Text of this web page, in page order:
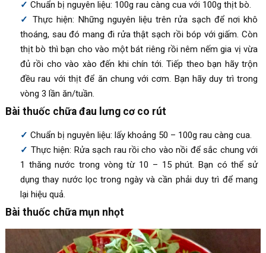
Chuẩn bị nguyên liệu: 100g rau càng cua với 100g thịt bò.
Thực hiện: Những nguyên liệu trên rửa sạch để nơi khô
thoáng, sau đó mang đi rửa thật sạch rồi bóp với giấm. Còn
thịt bò thì bạn cho vào một bát riêng rồi nêm nếm gia vị vừa
đủ rồi cho vào xào đến khi chín tới. Tiếp theo bạn hãy trộn
đều rau với thịt để ăn chung với cơm. Bạn hãy duy trì trong
vòng 3 lần ăn/tuần.
Bài thuốc chữa đau lưng cơ co rút
Chuẩn bị nguyên liệu: lấy khoảng 50 – 100g rau càng cua.
Thực hiện: Rửa sạch rau rồi cho vào nồi để sắc chung với
1 thăng nước trong vòng từ 10 – 15 phút. Bạn có thể sử
dụng thay nước lọc trong ngày và cần phải duy trì để mang
lại hiệu quả.
Bài thuốc chữa mụn nhọt